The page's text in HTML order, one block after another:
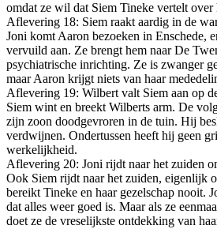
omdat ze wil dat Siem Tineke vertelt over
Aflevering 18: Siem raakt aardig in de
Joni komt Aaron bezoeken in Enschede,
vervuild aan. Ze brengt hem naar De
psychiatrische inrichting. Ze is zwanger
maar Aaron krijgt niets van haar
Aflevering 19: Wilbert valt Siem aan op
Siem wint en breekt Wilberts arm. De
zijn zoon doodgevroren in de tuin. Hij
verdwijnen. Ondertussen heeft hij geen
werkelijkheid.
Aflevering 20: Joni rijdt naar het zuiden
Ook Siem rijdt naar het zuiden, eigenlijk
bereikt Tineke en haar gezelschap nooit.
dat alles weer goed is. Maar als ze
doet ze de vreselijkste ontdekking van